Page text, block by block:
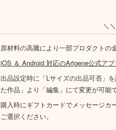
＼
原材料の高騰により一部プロダクトの
iOS ＆ Android 対応のArtgene公式ア
出品設定時に「Lサイズの出品可否」
た作品」より「編集」にて変更が可能で
購入時にギフトカードでメッセージカ
ご選択ください。